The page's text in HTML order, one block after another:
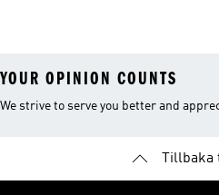
YOUR OPINION COUNTS
We strive to serve you better and